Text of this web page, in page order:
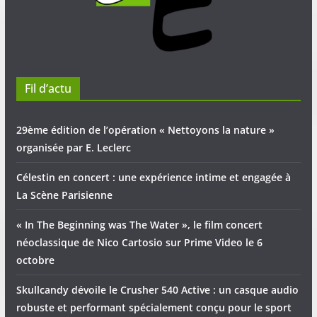
Fil d’actu
29ème édition de l’opération « Nettoyons la nature »
organisée par E. Leclerc
Célestin en concert : une expérience intime et engagée à
La Scène Parisienne
« In The Beginning was The Water », le film concert
néoclassique de Nico Cartosio sur Prime Video le 6
octobre
Skullcandy dévoile le Crusher 540 Active : un casque audio
robuste et performant spécialement conçu pour le sport